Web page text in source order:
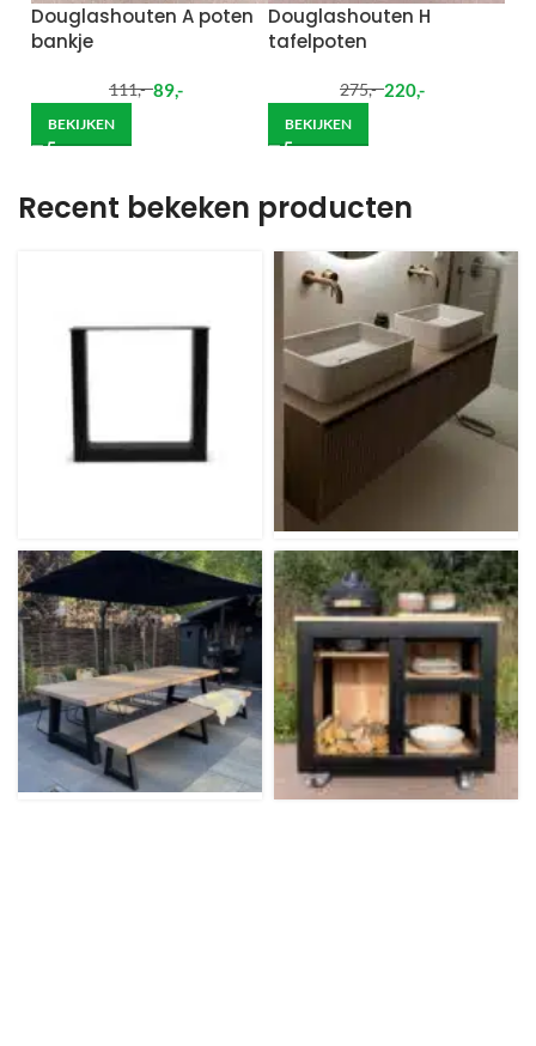
Douglashouten A poten
bankje
111,- 89,-
BEKIJKEN
Douglashouten H
tafelpoten
275,- 220,-
BEKIJKEN
Recent bekeken producten